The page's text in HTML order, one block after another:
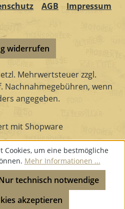
AGB Impressum
widerrufen
Mehrwertsteuer zzgl.
Nachnahmegebühren, wenn
angegeben.
mit Shopware
Cookies, um eine bestmögliche
Mehr Informationen ...
technisch notwendige
akzeptieren